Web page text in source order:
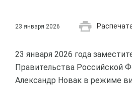
23 января 2026
23 января 2026 года
Правительства Российской
Александр Новак в режиме